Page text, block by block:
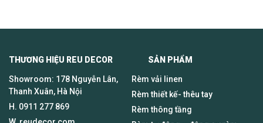
THƯƠNG HIỆU REU DECOR SẢN PHẨM
Showroom: 178 Nguyễn Lân,
Thanh Xuân, Hà Nội
H. 0911 277 869
Rèm vải linen
Rèm thiết kế- thêu tay
Rèm thông tầng